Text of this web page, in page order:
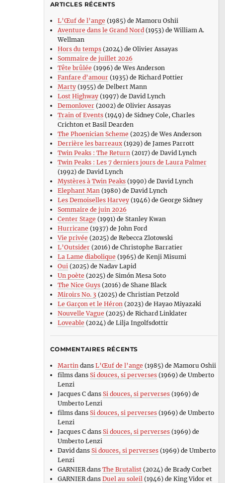
ARTICLES RÉCENTS
L’Œuf de l’ange (1985) de Mamoru Oshii
Aventure dans le Grand Nord(1953) de William A.
Wellman
Hors du temps(2024) de Olivier Assayas
Sommaire de juillet 2026
Tête brûlée (1996) de Wes Anderson
Fanfare d’amour(1935) de Richard Pottier
Marty(1955) de Delbert Mann
Lost Highway(1997) de David Lynch
Demonlover(2002) de Olivier Assayas
Train of Events(1949) de Sidney Cole, Charles
Crichton et Basil Dearden
The Phoenician Scheme (2025) de Wes Anderson
Derrière les barreaux(1929) de James Parrott
Twin Peaks : The Return(2017) de David Lynch
Twin Peaks : Les 7 derniers jours de Laura Palmer
(1992) de David Lynch
Mystères à Twin Peaks(1990) de David Lynch
Elephant Man(1980) de David Lynch
Les Demoiselles Harvey(1946) de George Sidney
Sommaire de juin 2026
Center Stage (1991) de Stanley Kwan
Hurricane (1937) de John Ford
Vie privée (2025) de Rebecca Zlotowski
L’Outsider(2016) de Christophe Barratier
La Lame diabolique (1965) de Kenji Misumi
Oui(2025) de Nadav Lapid
Un poète (2025) de Simón Mesa Soto
The Nice Guys(2016) de Shane Black
Miroirs No. 3 (2025) de Christian Petzold
Le Garçon et le Héron(2023) de Hayao Miyazaki
Nouvelle Vague (2025) de Richard Linklater
Loveable (2024) de Lilja Ingolfsdottir
COMMENTAIRES RÉCENTS
Martin dans L’Œuf de l’ange (1985) de Mamoru Oshii
filmsdans Si douces, si perverses(1969) de Umberto
Lenzi
Jacques Cdans Si douces, si perverses(1969) de
Umberto Lenzi
filmsdans Si douces, si perverses(1969) de Umberto
Lenzi
Jacques Cdans Si douces, si perverses(1969) de
Umberto Lenzi
David dans Si douces, si perverses(1969) de Umberto
Lenzi
GARNIERdans The Brutalist(2024) de Brady Corbet
GARNIERdans Duel au soleil (1946) de King Vidor et